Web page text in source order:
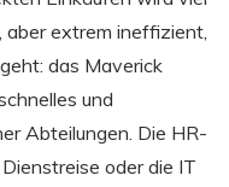
aber extrem ineffizient,
das Maverick
und
Abteilungen. Die HR-
oder die IT